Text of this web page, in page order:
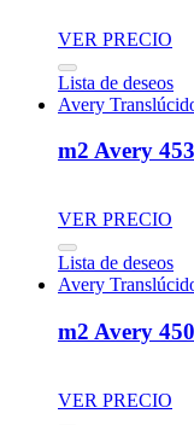
VER PRECIO
Lista de deseos
Avery
m2 Avery
VER PRECIO
Lista de deseos
Avery
m2 Avery
VER PRECIO